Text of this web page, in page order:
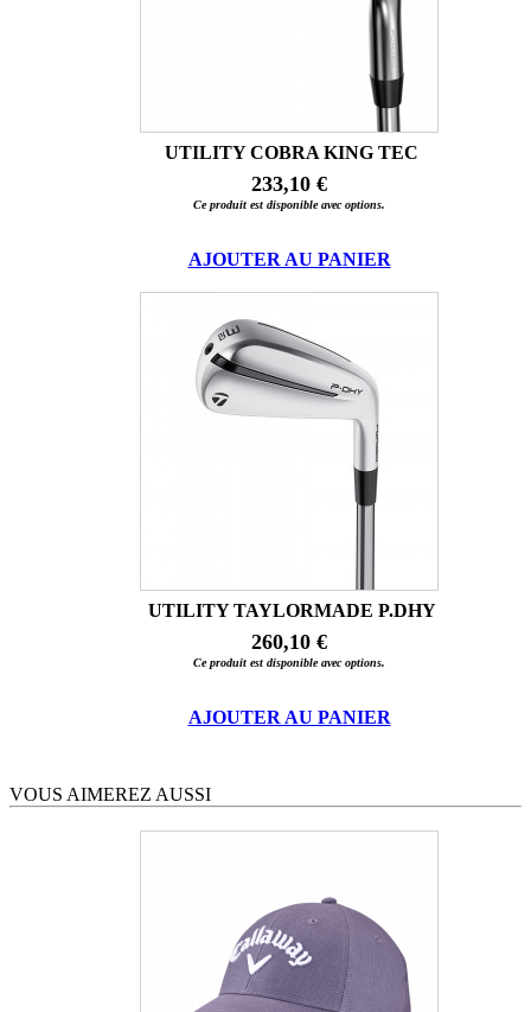
UTILITY COBRA KING TEC
233,10 €
Ce produit est disponible avec options.
AJOUTER AU PANIER
UTILITY TAYLORMADE P.DHY
260,10 €
Ce produit est disponible avec options.
AJOUTER AU PANIER
VOUS AIMEREZ AUSSI